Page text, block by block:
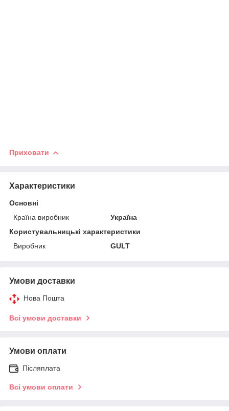
Приховати
Характеристики
Основні
Країна виробник
Україна
Користувальницькі характеристики
Виробник
GULT
Умови доставки
Нова Пошта
Всі умови доставки
Умови оплати
Післяплата
Всі умови оплати